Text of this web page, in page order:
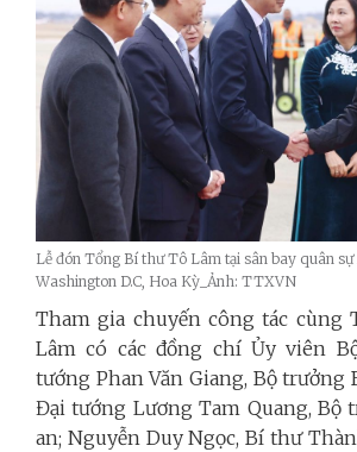
Lễ đón Tổng Bí thư Tô Lâm tại sân bay quân
Washington D.C, Hoa Kỳ_Ảnh: TTXVN
Tham gia chuyến công tác cùng
Lâm có các đồng chí Ủy viên
tướng Phan Văn Giang, Bộ trưởng
Đại tướng Lương Tam Quang, Bộ
an; Nguyễn Duy Ngọc, Bí thư